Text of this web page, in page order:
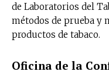
de Laboratorios del
métodos de prueba y
productos de tabaco.
Oficina de la